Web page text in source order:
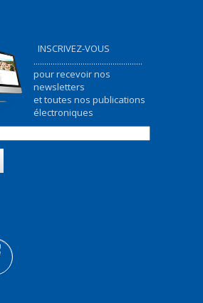
INSCRIVEZ-VOUS
...................................................
pour recevoir nos
newsletters
et toutes nos publications
électroniques